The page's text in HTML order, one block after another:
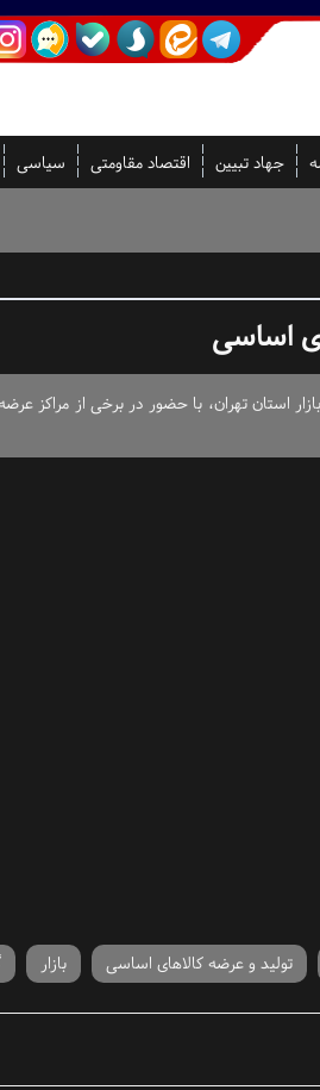
جهاد تبیین اقتصاد مقاومتی سیاسی
اساسی
استان تهران، با حضور در برخی از
تولید و عرضه کالاهای اساسی بازار